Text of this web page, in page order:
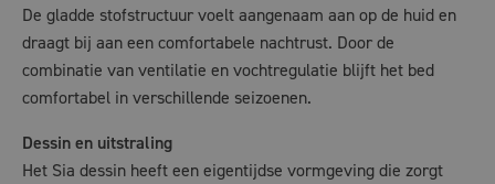
De gladde stofstructuur voelt aangenaam aan op de huid en
draagt bij aan een comfortabele nachtrust. Door de
combinatie van ventilatie en vochtregulatie blijft het bed
comfortabel in verschillende seizoenen.
Dessin en uitstraling
Het Sia dessin heeft een eigentijdse vormgeving die zorgt